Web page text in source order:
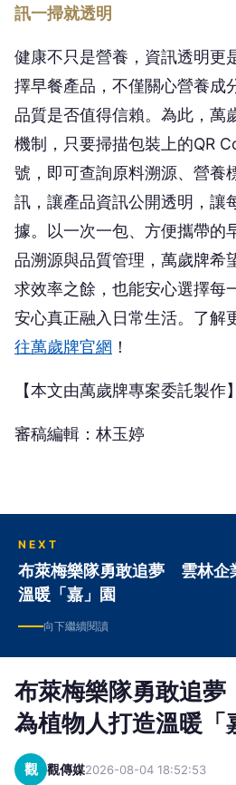
訊一掃就透明
健康不只是營養，資訊透明更
擇早餐產品，不僅關心營養成
品質是否值得信賴。為此，萬
機制，只要掃描包裝上的QR
號，即可查詢原料溯源、營養
訊，讓產品資訊公開透明，讓
據。以一次一包、方便攜帶的
品溯源與品質管理，萬歲牌希
求效率之餘，也能安心選擇每
安心真正融入日常生活。 了解
往萬歲牌官網 ！
【本文由萬歲牌專案委託製作】
審稿編輯：林玉婷
NEXT
布萊梅樂隊勇敢追夢 雲林企
溫暖「嘉」園
向下繼續閱讀
布萊梅樂隊勇敢追
為植物人打造溫暖「
觀 觀傳媒2026-08-04 18:52:53